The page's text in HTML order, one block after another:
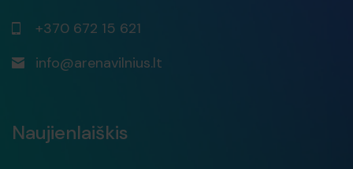
+370 672 15 621
info@arenavilnius.lt
Naujienlaiškis